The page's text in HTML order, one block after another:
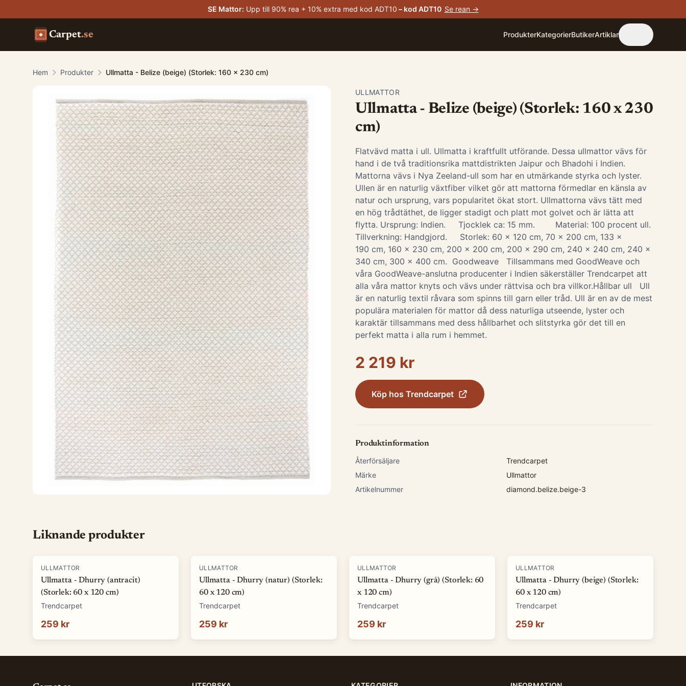
SE Mattor: Upp till 90% rea + 10% extra med kod ADT10 – kod ADT10 Se rean →
Carpet.se ProdukterKategorierButikerArtiklar
Hem Produkter Ullmatta - Belize (beige) (Storlek: 160 x 230 cm)
ULLMATTOR
Ullmatta - Belize (beige) (Storlek: 160 x 230
cm)
Flatvävd matta i ull. Ullmatta i kraftfullt utförande. Dessa ullmattor vävs för
hand i de två traditionsrika mattdistrikten Jaipur och Bhadohi i Indien.
Mattorna vävs i Nya Zeeland-ull som har en utmärkande styrka och lyster.
Ullen är en naturlig växtfiber vilket gör att mattorna förmedlar en känsla av
natur och ursprung, vars popularitet ökat stort. Ullmattorna vävs tätt med
en hög trådtäthet, de ligger stadigt och platt mot golvet och är lätta att
flytta. Ursprung: Indien. Tjocklek ca: 15 mm. Material: 100 procent ull.
Tillverkning: Handgjord. Storlek: 60 x 120 cm, 70 x 200 cm, 133 x
190 cm, 160 x 230 cm, 200 x 200 cm, 200 x 290 cm, 240 x 240 cm, 240 x
340 cm, 300 x 400 cm. Goodweave Tillsammans med GoodWeave och
våra GoodWeave-anslutna producenter i Indien säkerställer Trendcarpet att
alla våra mattor knyts och vävs under rättvisa och bra villkor.Hållbar ull Ull
är en naturlig textil råvara som spinns till garn eller tråd. Ull är en av de mest
populära materialen för mattor då dess naturliga utseende, lyster och
karaktär tillsammans med dess hållbarhet och slitstyrka gör det till en
perfekt matta i alla rum i hemmet.
2 219 kr
Köp hos Trendcarpet
Produktinformation
Återförsäljare
Trendcarpet
Märke
Ullmattor
Artikelnummer
diamond.belize.beige-3
Liknande produkter
ULLMATTOR
Ullmatta - Dhurry (antracit)
(Storlek: 60 x 120 cm)
Trendcarpet
259 kr
ULLMATTOR
Ullmatta - Dhurry (natur) (Storlek:
60 x 120 cm)
Trendcarpet
259 kr
ULLMATTOR
Ullmatta - Dhurry (grå) (Storlek: 60
x 120 cm)
Trendcarpet
259 kr
ULLMATTOR
Ullmatta - Dhurry (beige) (Storlek:
60 x 120 cm)
Trendcarpet
259 kr